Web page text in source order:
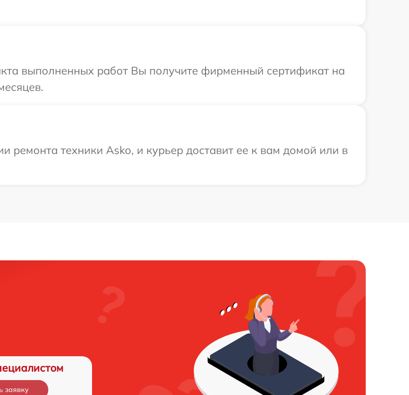
выполненных работ Вы получите фирменный сертификат на
ремонта техники Asko, и курьер доставит ее к вам домой или в
заявку